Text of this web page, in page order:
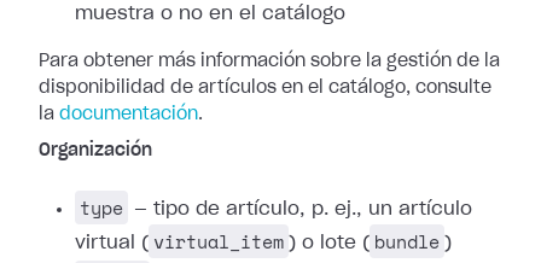
muestra o no en el catálogo
Para obtener más información sobre la gestión de la
disponibilidad de artículos en el catálogo, consulte
la documentación.
Organización
type
— tipo de artículo, p. ej., un artículo
virtual ( virtual_item ) o lote ( bundle )